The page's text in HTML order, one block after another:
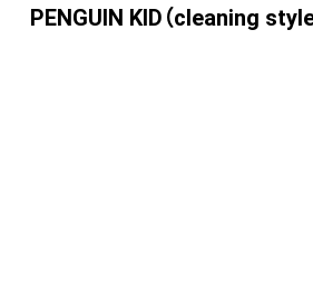
PENGUIN KID（cleaning